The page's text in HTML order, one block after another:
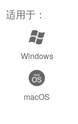
适用于：
Windows
macOS